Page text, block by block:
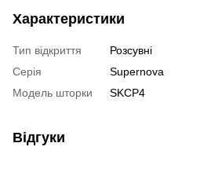
Характеристики
Тип відкриття
Розсувні
Серія
Supernova
Модель шторки
SKCP4
Відгуки